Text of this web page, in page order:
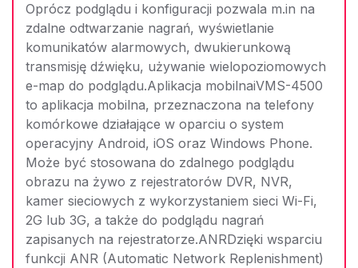
Oprócz podglądu i konfiguracji pozwala m.in na
zdalne odtwarzanie nagrań, wyświetlanie
komunikatów alarmowych, dwukierunkową
transmisję dźwięku, używanie wielopoziomowych
e-map do podglądu.Aplikacja mobilnaiVMS-4500
to aplikacja mobilna, przeznaczona na telefony
komórkowe działające w oparciu o system
operacyjny Android, iOS oraz Windows Phone.
Może być stosowana do zdalnego podglądu
obrazu na żywo z rejestratorów DVR, NVR,
kamer sieciowych z wykorzystaniem sieci Wi-Fi,
2G lub 3G, a także do podglądu nagrań
zapisanych na rejestratorze.ANRDzięki wsparciu
funkcji ANR (Automatic Network Replenishment)